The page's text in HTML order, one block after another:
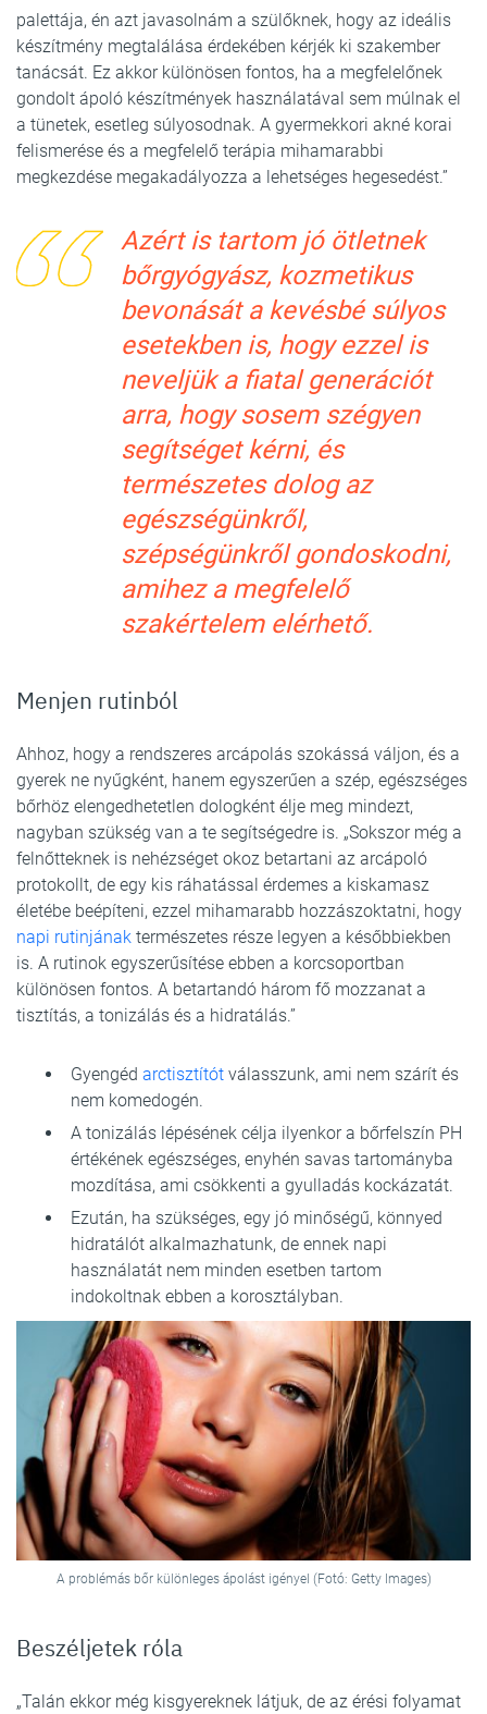
palettája, én azt javasolnám a szülőknek, hogy az ideális
készítmény megtalálása érdekében kérjék ki szakember
tanácsát. Ez akkor különösen fontos, ha a megfelelőnek
gondolt ápoló készítmények használatával sem múlnak el
a tünetek, esetleg súlyosodnak. A gyermekkori akné korai
felismerése és a megfelelő terápia mihamarabbi
megkezdése megakadályozza a lehetséges hegesedést.”
Azért is tartom jó ötletnek
bőrgyógyász, kozmetikus
bevonását a kevésbé súlyos
esetekben is, hogy ezzel is
neveljük a fiatal generációt
arra, hogy sosem szégyen
segítséget kérni, és
természetes dolog az
egészségünkről,
szépségünkről gondoskodni,
amihez a megfelelő
szakértelem elérhető.
Menjen rutinból
Ahhoz, hogy a rendszeres arcápolás szokássá váljon, és a
gyerek ne nyűgként, hanem egyszerűen a szép, egészséges
bőrhöz elengedhetetlen dologként élje meg mindezt,
nagyban szükség van a te segítségedre is. „Sokszor még a
felnőtteknek is nehézséget okoz betartani az arcápoló
protokollt, de egy kis ráhatással érdemes a kiskamasz
életébe beépíteni, ezzel mihamarabb hozzászoktatni, hogy
napi rutinjának természetes része legyen a későbbiekben
is. A rutinok egyszerűsítése ebben a korcsoportban
különösen fontos. A betartandó három fő mozzanat a
tisztítás, a tonizálás és a hidratálás.”
Gyengéd arctisztítót válasszunk, ami nem szárít és
nem komedogén.
A tonizálás lépésének célja ilyenkor a bőrfelszín PH
értékének egészséges, enyhén savas tartományba
mozdítása, ami csökkenti a gyulladás kockázatát.
Ezután, ha szükséges, egy jó minőségű, könnyed
hidratálót alkalmazhatunk, de ennek napi
használatát nem minden esetben tartom
indokoltnak ebben a korosztályban.
A problémás bőr különleges ápolást igényel (Fotó: Getty Images)
Beszéljetek róla
„Talán ekkor még kisgyereknek látjuk, de az érési folyamat